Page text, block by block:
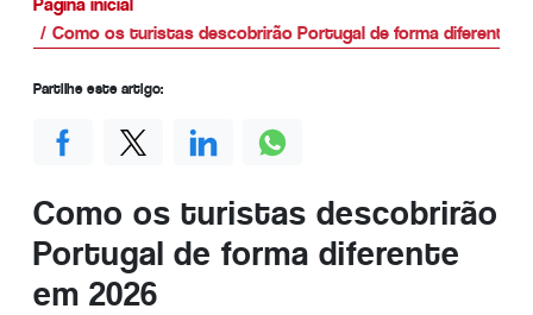
Como os turistas descobrirão Portugal de forma diferente
Como os turistas descobrirão
Portugal de forma diferente
em 2026
Partilhe este artigo: